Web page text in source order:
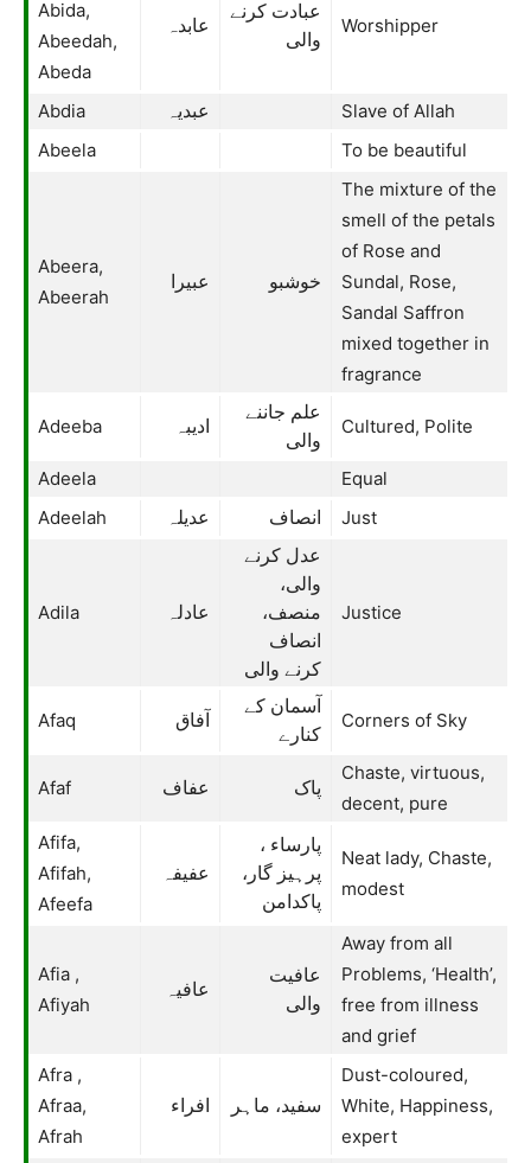
Abida,
Abeedah,
Abeda
عابدہ
عبادت کرنے
والی
Worshipper
Abdia عبدیہ
Slave of Allah
Abeela
To be beautiful
Abeera,
Abeerah
عبیرا خوشبو
The mixture of the
smell of the petals
of Rose and
Sundal, Rose,
Sandal Saffron
mixed together in
fragrance
Adeeba ادیبہ
علم جاننے
والی
Cultured, Polite
Adeela
Equal
Adeelah
عدیلہ انصاف Just
Adila عادلہ
عدل کرنے
والی،
منصف،
انصاف
کرنے والی
Justice
Afaq آفاق
آسمان کے
کنارے
Corners of Sky
Afaf عفاف پاک
Chaste, virtuous,
decent, pure
Afifa,
Afifah,
Afeefa
عفیفہ
پارساء ،
پرہیز گار،
پاکدامن
Neat lady, Chaste,
modest
Afia ,
Afiyah
عافیہ
عافیت
والی
Away from all
Problems, ‘Health’,
free from illness
and grief
Afra ,
Afraa,
Afrah
افراء سفید، ماہر
Dust-coloured,
White, Happiness,
expert